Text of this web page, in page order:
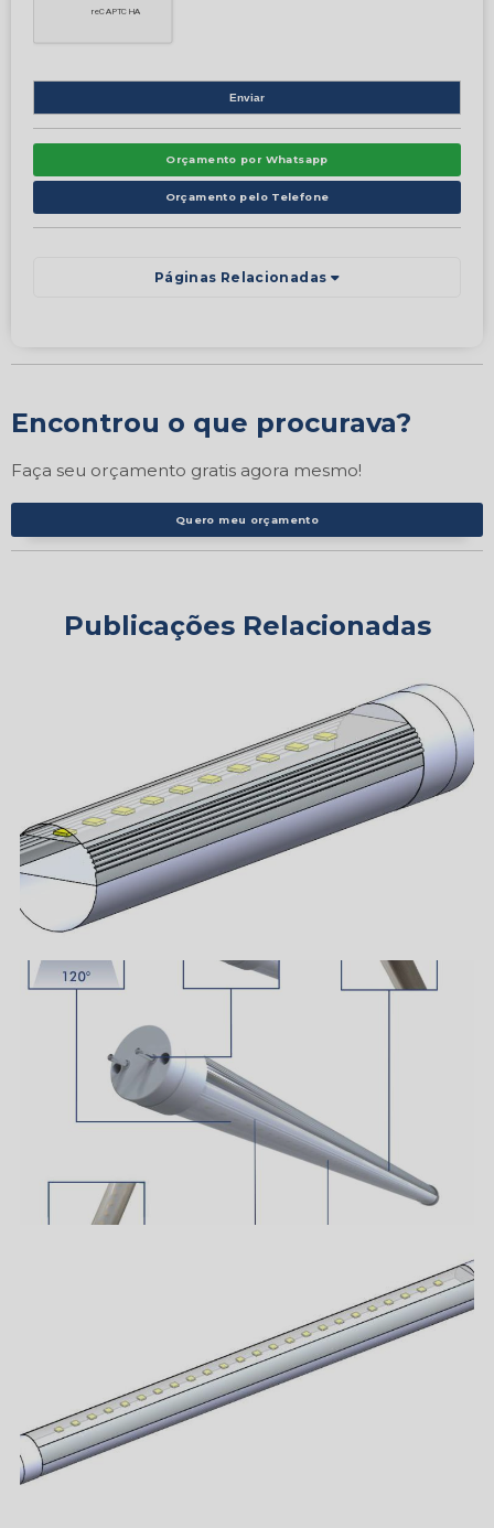
Orçamento por Whatsapp
Orçamento pelo Telefone
Páginas Relacionadas
Encontrou o que procurava?
Faça seu orçamento gratis agora mesmo!
Quero meu orçamento
Publicações Relacionadas